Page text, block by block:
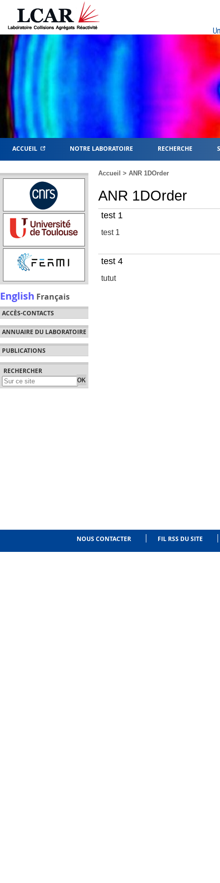
ACCUEIL NOTRE LABORATOIRE RECHERCHE
English Français
ACCÈS-CONTACTS
ANNUAIRE DU LABORATOIRE
PUBLICATIONS
RECHERCHER
Accueil > ANR 1DOrder
ANR 1DOrder
test 1
test 1
test 4
tutut
NOUS CONTACTER FIL RSS DU SITE